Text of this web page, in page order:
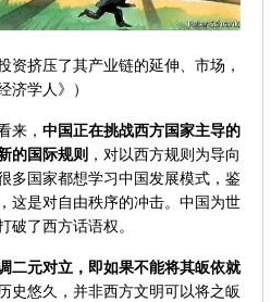
资挤压了其产业链的延伸、市场，
济学人》）
来， 中国正在挑战西方国家主导的
的国际规则 ，对以西方规则为导向
多国家都想学习中国发展模式，鉴
这是对自由秩序的冲击。中国为世
破了西方话语权。
二元对立，即如果不能将其皈依就
史悠久，并非西方文明可以将之皈